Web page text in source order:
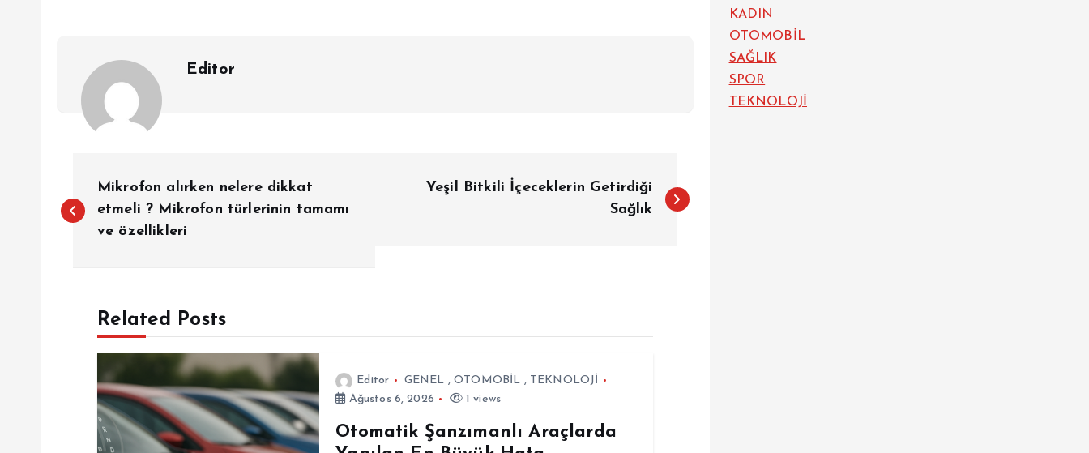
Editor
a
Mikrofon alırken nelere dikkat
etmeli ? Mikrofon türlerinin tamamı
ve özellikleri
Yeşil Bitkili İçeceklerin Getirdiği
Sağlık
Related Posts
Editor GENEL ,OTOMOBİL , TEKNOLOJİ
Ağustos 6, 2026
1 views
Otomatik Şanzımanlı Araçlarda
KADIN
OTOMOBİL
SAĞLIK
SPOR
TEKNOLOJİ